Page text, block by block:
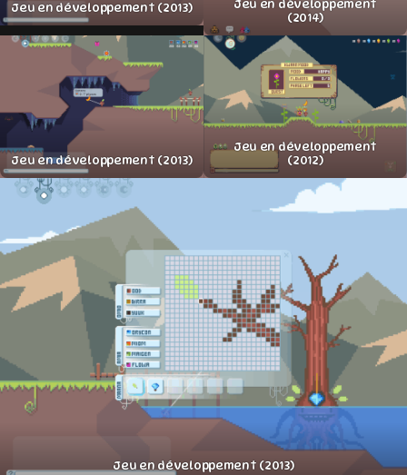
Jeu en développement (2013)
Jeu en développement
(2014)
Jeu en développement (2013)
Jeu en développement
(2012)
Jeu en développement (2013)